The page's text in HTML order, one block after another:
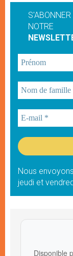
NOTRE
Nous
jeudi et
Disponible